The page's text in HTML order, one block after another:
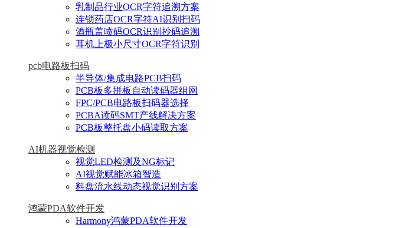
乳制品行业OCR字符追溯方案
连锁药店OCR字符AI识别扫码
酒瓶盖喷码OCR识别抄码追溯
耳机上极小尺寸OCR字符识别
pcb电路板扫码
半导体/集成电路PCB扫码
PCB板多拼板自动读码器组网
FPC/PCB电路板扫码器选择
PCBA读码SMT产线解决方案
PCB板整托盘小码读取方案
AI机器视觉检测
视觉LED检测及NG标记
AI视觉赋能冰箱智造
料盘流水线动态视觉识别方案
鸿蒙PDA软件开发
Harmony鸿蒙PDA软件开发